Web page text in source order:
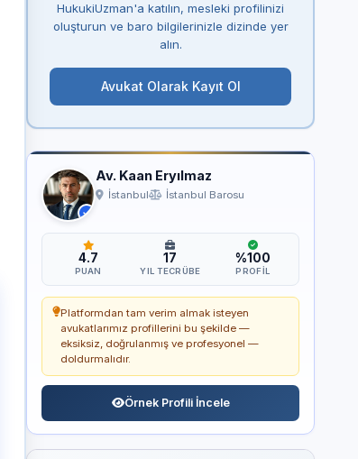
HukukiUzman'a katılın, mesleki profilinizi
oluşturun ve baro bilgilerinizle dizinde yer
alın.
Avukat Olarak Kayıt Ol
Av. Kaan Eryılmaz
İstanbul İstanbul Barosu
4.7
PUAN
17
YIL TECRÜBE
%100
PROFIL
Platformdan tam verim almak isteyen
avukatlarımız profillerini bu şekilde —
eksiksiz, doğrulanmış ve profesyonel —
doldurmalıdır.
Örnek Profili İncele